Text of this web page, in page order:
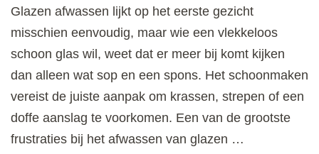
Glazen afwassen lijkt op het eerste gezicht
misschien eenvoudig, maar wie een vlekkeloos
schoon glas wil, weet dat er meer bij komt kijken
dan alleen wat sop en een spons. Het schoonmaken
vereist de juiste aanpak om krassen, strepen of een
doffe aanslag te voorkomen. Een van de grootste
frustraties bij het afwassen van glazen …